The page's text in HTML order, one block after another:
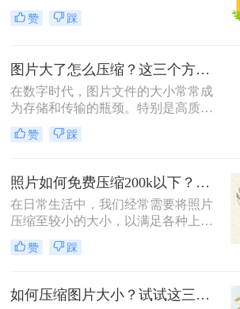
用于网页设计等。然而，原始照片文
件通常较大，这不仅会占用大量存储
何压缩变得尤为重要。以下是四种常
用的图片压缩方法，帮助您轻松解决
这一问题。
赞 踩
图片大了怎么压缩？这三个方法帮你轻松解决！
在数字时代，图片文件的大小常常成
为存储和传输的瓶颈。特别是高质量
的图片，其文件体积往往较大，不仅
占用大量存储空间，还会影响上传速
么压缩呢？以下是四种常用的图片压
缩方法，帮助您轻松解决这一问题。
赞 踩
照片如何免费压缩200k以下？快来学习这3种压缩方法！
在日常生活中，我们经常需要将照片
压缩至较小的大小，以满足各种上
传、分享或存储的需求。那么照片如
何免费压缩200k以下呢？本文将介绍
法。
赞 踩
如何压缩图片大小？试试这三种简单有效的压缩方法！